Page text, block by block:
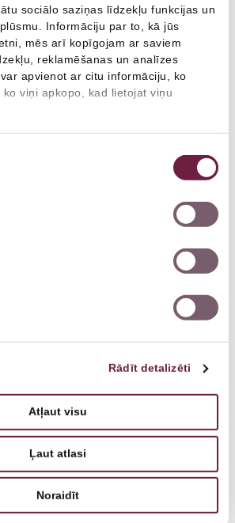
sociālo saziņas līdzekļu funkcijas un
Informāciju par to, kā jūs
mēs arī kopīgojam ar saviem
reklamēšanas un analīzes
apvienot ar citu informāciju, ko
viņi apkopo, kad lietojat viņu
Rādīt detalizēti
Atļaut visu
Ļaut atlasi
Noraidīt
Citi speciālisti